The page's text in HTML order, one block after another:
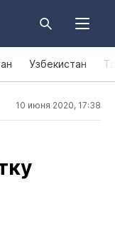
Узбекистан
10 июня 2020, 17:38